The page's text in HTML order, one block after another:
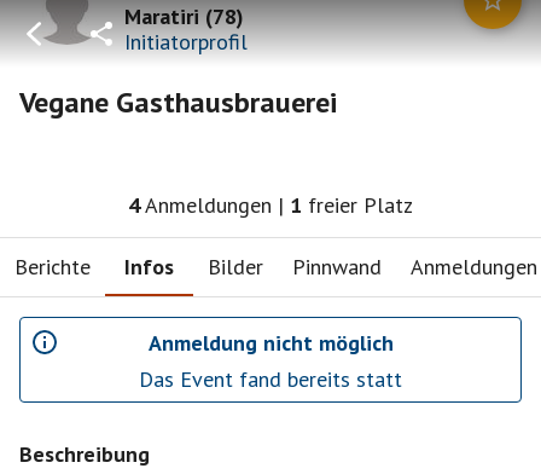
Maratiri(78)
Initiatorprofil
Vegane Gasthausbrauerei
4Anmeldungen | 1 freier Platz
Berichte Infos Bilder Pinnwand Anmeldungen
Anmeldung nicht möglich
Das Event fand bereits statt
Beschreibung